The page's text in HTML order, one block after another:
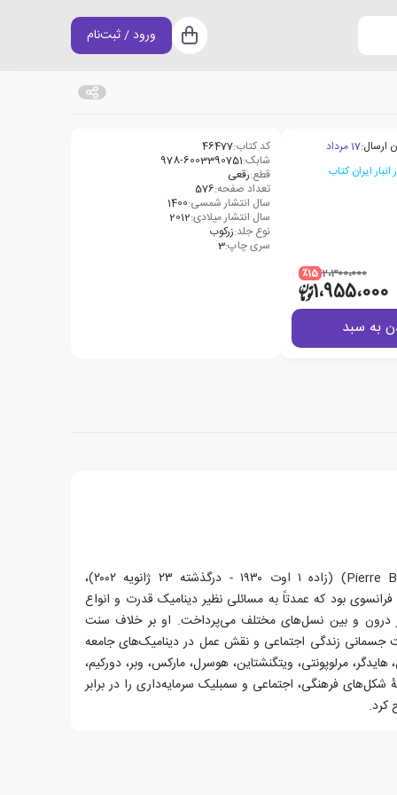
سبد خرید
ورود / ثبت‌نام
ارسال:17 مرداد
2،300،000 ٪15
1،955،000
به سبد
کد کتاب:46477
شابک:978-6003390751
قطع:رقعی
تعداد صفحه:576
سال انتشار شمسی:1400
سال انتشار میلادی:2012
نوع جلد:زرکوب
سری چاپ:3
پیر بوردیو (به فرانسوی: Pierre Bourdieu) (زاده ۱ اوت ۱۹۳۰ - درگذشته ۲۳ ژانویه ۲۰۰۲)،
بود که عمدتاً به مسائلی نظیر دینامیک قدرت و انواع
درون و بین نسل‌های مختلف می‌پرداخت. او بر خلاف سنت
جسمانی زندگی اجتماعی و نقش عمل در دینامیک‌های جامعه
مرلوپونتی، ویتگنشتاین، هوسرل، مارکس، وبر، دورکیم،
فرهنگی، اجتماعی و سمبلیک سرمایه‌داری را در برابر
کرد.